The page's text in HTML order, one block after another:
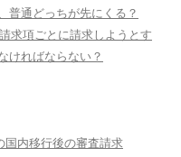
普通どっちが先にくる？
求項ごとに請求しようとす
ければならない？
国内移行後の審査請求